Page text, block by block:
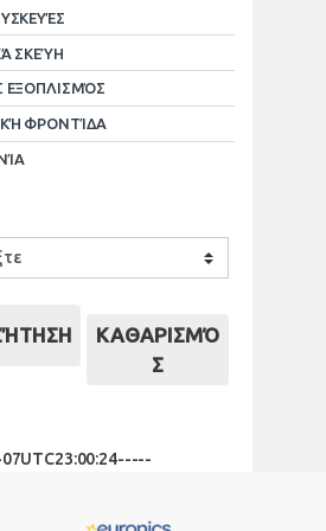
ΣΚΕΎΗ
ΕΞΟΠΛΙΣΜΌΣ
ΦΡΟΝΤΊΔΑ
ΚΑΘΑΡΙΣΜΌ
Σ